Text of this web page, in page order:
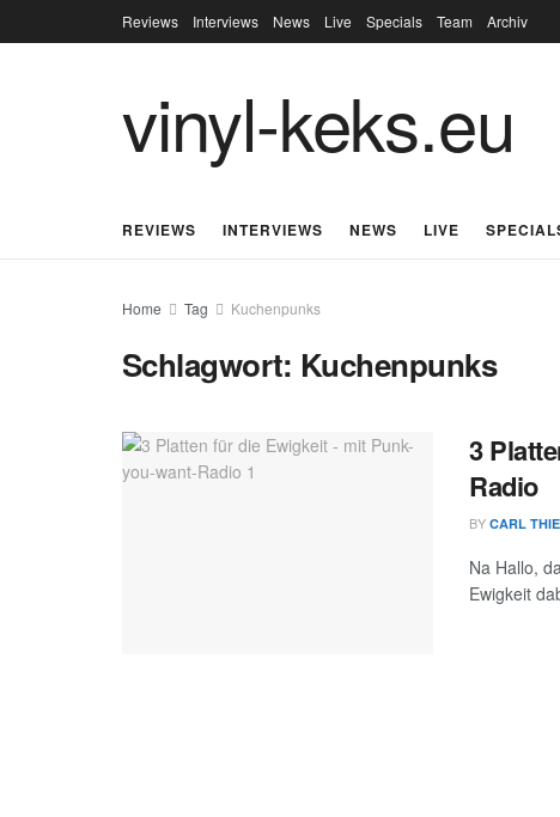
Reviews Interviews News Live Specials Team Archiv
vinyl-keks.eu
REVIEWS INTERVIEWS NEWS LIVE
Home Tag Kuchenpunks
Schlagwort: Kuchenpunks
3
Radio
BY CARL
Na Hallo,
Ewigkeit